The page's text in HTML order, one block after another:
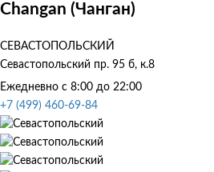
Changan (Чанган)
СЕВАСТОПОЛЬСКИЙ
Севастопольский пр. 95 б, к.8
Ежедневно с 8:00 до 22:00
+7 (499) 460-69-84